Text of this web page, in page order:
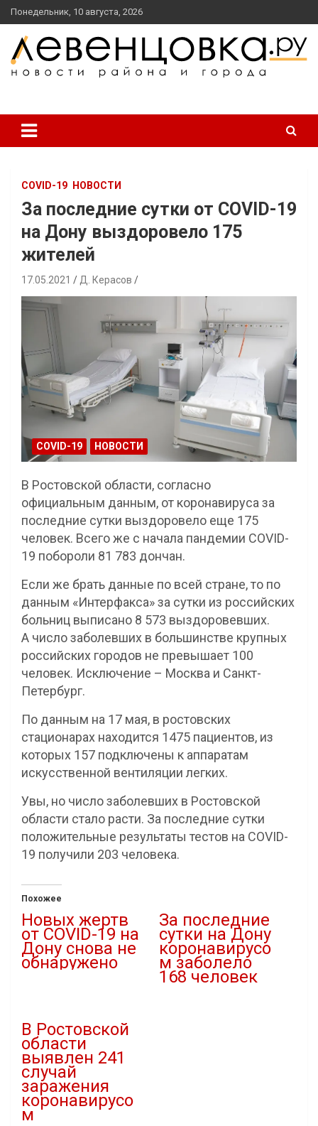
перейти
к
содержанию
Понедельник, 10 августа, 2026
COVID-19 НОВОСТИ
За последние сутки от COVID-19
на Дону выздоровело 175
жителей
17.05.2021 Д. Керасов
COVID-19 НОВОСТИ
В Ростовской области, согласно
официальным данным, от коронавируса за
последние сутки выздоровело еще 175
человек. Всего же с начала пандемии COVID-
19 побороли 81 783 дончан.
Если же брать данные по всей стране, то по
данным «Интерфакса» за сутки из российских
больниц выписано 8 573 выздоровевших.
А число заболевших в большинстве крупных
российских городов не превышает 100
человек. Исключение – Москва и Санкт-
Петербург.
По данным на 17 мая, в ростовских
стационарах находится 1475 пациентов, из
которых 157 подключены к аппаратам
искусственной вентиляции легких.
Увы, но число заболевших в Ростовской
области стало расти. За последние сутки
положительные результаты тестов на COVID-
19 получили 203 человека.
Похожее
Новых жертв
от COVID-19 на
Дону снова не
обнаружено
За последние
сутки на Дону
коронавирусо
м заболело
168 человек
В Ростовской
области
выявлен 241
случай
заражения
коронавирусо
м